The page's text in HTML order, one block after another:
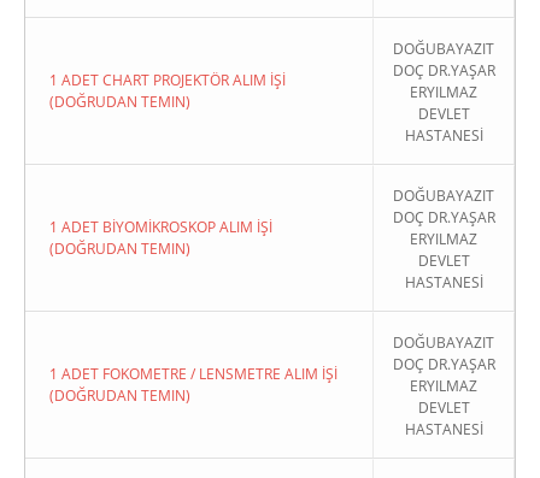
1 ADET CHART PROJEKTÖR ALIM İŞİ
(DOĞRUDAN TEMIN)
DOĞUBAYAZIT
DOÇ DR.YAŞAR
ERYILMAZ
DEVLET
HASTANESİ
1 ADET BİYOMİKROSKOP ALIM İŞİ
(DOĞRUDAN TEMIN)
DOĞUBAYAZIT
DOÇ DR.YAŞAR
ERYILMAZ
DEVLET
HASTANESİ
1 ADET FOKOMETRE / LENSMETRE ALIM İŞİ
(DOĞRUDAN TEMIN)
DOĞUBAYAZIT
DOÇ DR.YAŞAR
ERYILMAZ
DEVLET
HASTANESİ